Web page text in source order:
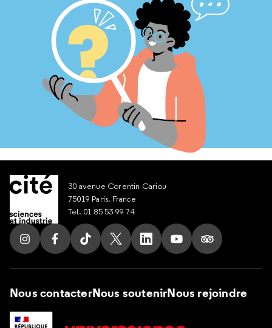
30 avenue Corentin Cariou
75019 Paris, France
Tel. 01 85 53 99 74
Suivez nous sur Instagram
Suivez nous sur Facebook
Suivez nous sur Tik Tok
Suivez nous sur X
Suivez nous sur LinkedIn
Suivez nous sur
Suivez nous
Nous contacterNous soutenirNous rejoindre